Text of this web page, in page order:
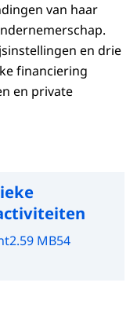
van haar
en drie
financiering
en private
2.59 MB54